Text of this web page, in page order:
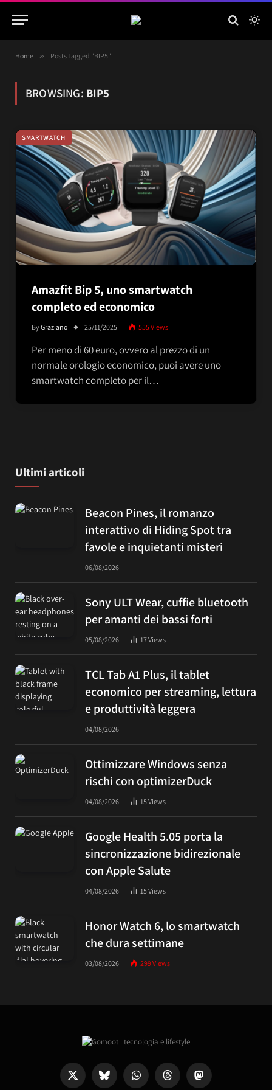
Home » Posts Tagged "BIP5"
BROWSING: BIP5
SMARTWATCH
Amazfit Bip 5, uno smartwatch
completo ed economico
ByGraziano 25/11/2025 555Views
Per meno di 60 euro, ovvero al prezzo di un
normale orologio economico, puoi avere uno
smartwatch completo per il…
Ultimi articoli
Beacon Pines, il romanzo
interattivo di Hiding Spot tra
favole e inquietanti misteri
06/08/2026
Sony ULT Wear, cuffie bluetooth
per amanti dei bassi forti
05/08/2026 17Views
TCL Tab A1 Plus, il tablet
economico per streaming, lettura
e produttività leggera
04/08/2026
Ottimizzare Windows senza
rischi con optimizerDuck
04/08/2026 15Views
Google Health 5.05 porta la
sincronizzazione bidirezionale
con Apple Salute
04/08/2026 15Views
Honor Watch 6, lo smartwatch
che dura settimane
03/08/2026 299Views
X
Bluesky WhatsAppThreads Mastodon